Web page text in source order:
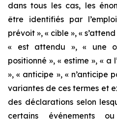
dans tous les cas, les
être identifiés par
prévoit », « cible », «
« est attendu », « une
positionné », « estime », « a
», « anticipe », « n’anticipe
variantes de ces termes et
des déclarations selon
certains événements